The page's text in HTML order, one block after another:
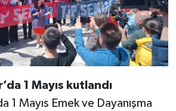
1 Mayıs kutlandı
1 Mayıs Emek ve Dayanışma